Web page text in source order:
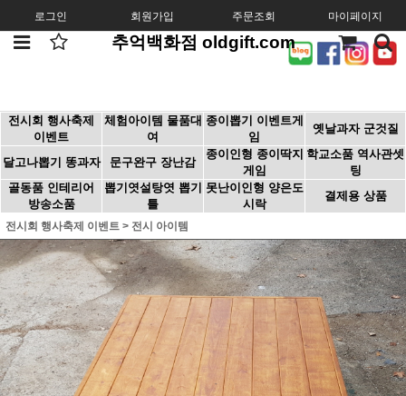
로그인 회원가입 주문조회 마이페이지
추억백화점 oldgift.com
전시회 행사축제
이벤트
체험아이템 물품대
여
종이뽑기 이벤트게
임
옛날과자 군것질
달고나뽑기 똥과자 문구완구 장난감
종이인형 종이딱지
게임
학교소품 역사관셋
팅
골동품 인테리어
방송소품
뽑기엿설탕엿 뽑기
틀
못난이인형 양은도
시락
결제용 상품
전시회 행사축제 이벤트 > 전시 아이템